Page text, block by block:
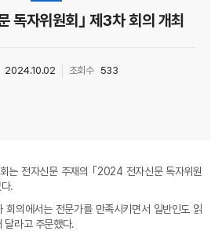
독자위원회｣ 제3차 회의 개최
2024.10.02 조회수 533
는 전자신문 주재의 ｢2024 전자신문 독자위원
.
회의에서는 전문가를 만족시키면서 일반인도 읽
달라고 주문했다.